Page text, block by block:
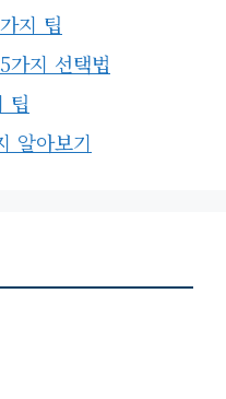
지 팁
가지 선택법
팁
알아보기